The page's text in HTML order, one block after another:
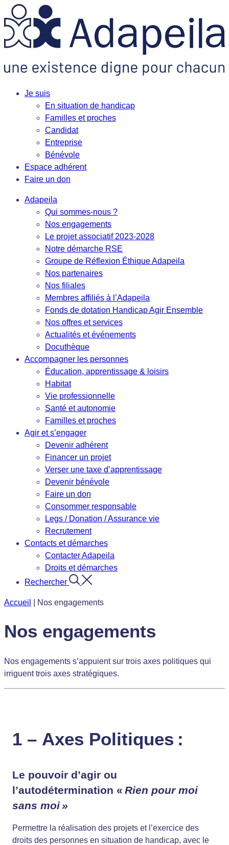
Je suis
En situation de handicap
Familles et proches
Candidat
Entreprise
Bénévole
Espace adhérent
Faire un don
Adapeila
Qui sommes-nous ?
Nos engagements
Le projet associatif 2023-2028
Notre démarche RSE
Groupe de Réflexion Éthique Adapeila
Nos partenaires
Nos filiales
Membres affiliés à l’Adapeila
Fonds de dotation Handicap Agir Ensemble
Nos offres et services
Actualités et événements
Docuthèque
Accompagner les personnes
Éducation, apprentissage & loisirs
Habitat
Vie professionnelle
Santé et autonomie
Familles et proches
Agir et s’engager
Devenir adhérent
Financer un projet
Verser une taxe d’apprentissage
Devenir bénévole
Faire un don
Consommer responsable
Legs / Donation / Assurance vie
Recrutement
Contacts et démarches
Contacter Adapeila
Droits et démarches
Rechercher
Accueil Nos engagements
Nos engagements
Nos engagements s’appuient sur trois axes politiques qui
irriguent trois axes stratégiques.
1 – Axes Politiques :
Le pouvoir d’agir ou
l’autodétermination « Rien pour moi
sans moi »
Permettre la réalisation des projets et l’exercice des
droits des personnes en situation de handicap, avec le